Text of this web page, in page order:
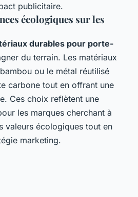
publicitaire.
écologiques sur les
durables pour porte-
du terrain. Les matériaux
ou le métal réutilisé
carbone tout en offrant une
Ces choix reflètent une
les marques cherchant à
valeurs écologiques tout en
marketing.